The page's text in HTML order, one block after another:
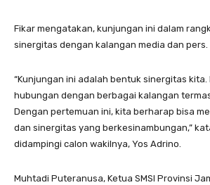
Fikar mengatakan, kunjungan ini dalam
sinergitas dengan kalangan media dan pers.
“Kunjungan ini adalah bentuk sinergitas kita.
hubungan dengan berbagai kalangan
Dengan pertemuan ini, kita berharap bisa
dan sinergitas yang berkesinambungan,”
didampingi calon wakilnya, Yos Adrino.
Muhtadi Puteranusa, Ketua SMSI Provinsi